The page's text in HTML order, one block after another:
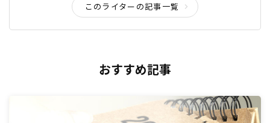
このライターの記事一覧
おすすめ記事